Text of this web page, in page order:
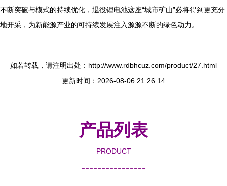
不断突破与模式的持续优化，退役锂电池这座“城市矿山”必将得到更充分
地开采，为新能源产业的可持续发展注入源源不断的绿色动力。
如若转载，请注明出处：http://www.rdbhcuz.com/product/27.html
更新时间：2026-08-06 21:26:14
产品列表
PRODUCT
----------------